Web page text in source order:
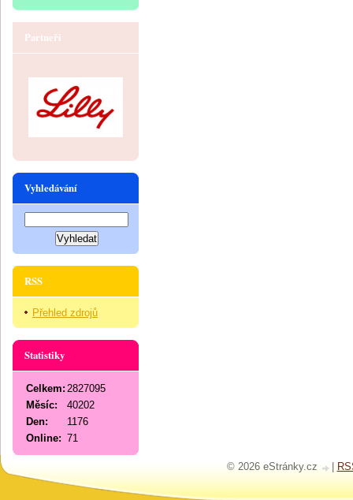
Partneři
Vyhledávání
RSS
Přehled zdrojů
Statistiky
Online: 71
Celkem: 2827095
Měsíc:
40202
Den:
1176
© 2026 eStránky.cz